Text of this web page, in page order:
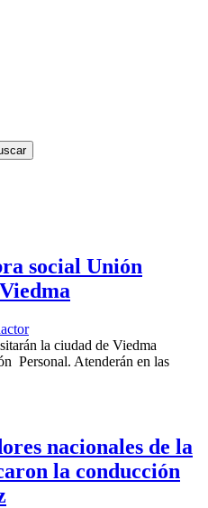
social Unión
la ciudad de Viedma
Personal. Atenderán en las
nacionales de la
la conducción